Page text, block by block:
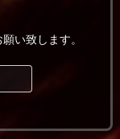
い致します。